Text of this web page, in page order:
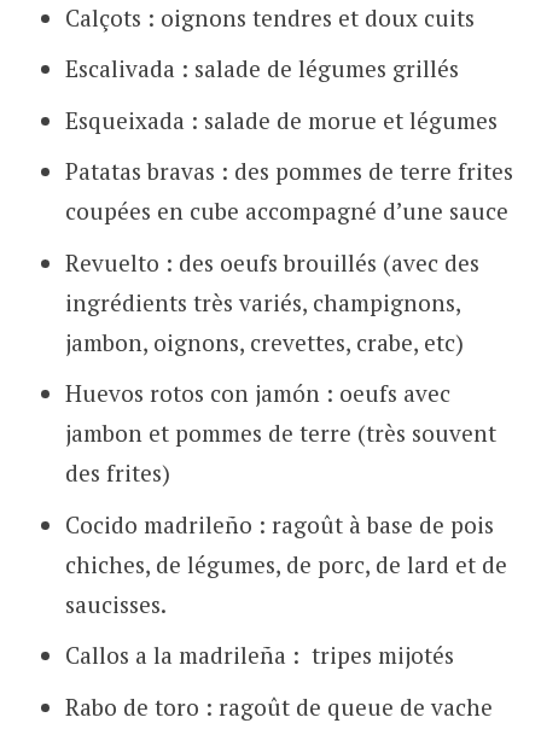
Calçots : oignons tendres et doux cuits
Escalivada : salade de légumes grillés
Esqueixada : salade de morue et légumes
Patatas bravas : des pommes de terre frites
coupées en cube accompagné d’une sauce
Revuelto : des oeufs brouillés (avec des
ingrédients très variés, champignons,
jambon, oignons, crevettes, crabe, etc)
Huevos rotos con jamón : oeufs avec
jambon et pommes de terre (très souvent
des frites)
Cocido madrileño : ragoût à base de pois
chiches, de légumes, de porc, de lard et de
saucisses.
Callos a la madrileña : tripes mijotés
Rabo de toro : ragoût de queue de vache